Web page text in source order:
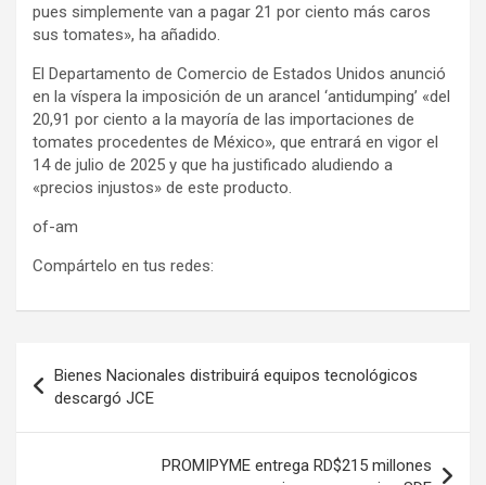
pues simplemente van a pagar 21 por ciento más caros
sus tomates», ha añadido.
El Departamento de Comercio de Estados Unidos anunció
en la víspera la imposición de un arancel ‘antidumping’ «del
20,91 por ciento a la mayoría de las importaciones de
tomates procedentes de México», que entrará en vigor el
14 de julio de 2025 y que ha justificado aludiendo a
«precios injustos» de este producto.
of-am
Compártelo en tus redes:
de
entradas
Bienes Nacionales distribuirá equipos tecnológicos
descargó JCE
PROMIPYME entrega RD$215 millones